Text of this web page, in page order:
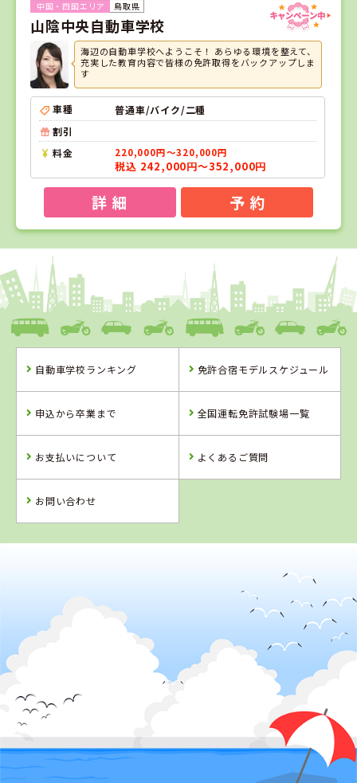
鳥取県
山陰中央自動車学校
海辺の自動車学校へようこそ！ あらゆる環境を整えて、
充実した教育内容で皆様の免許取得をバックアップしま
す
車種
普通車/バイク/二種
割引
料金
220,000円～320,000円
税込 242,000円～352,000円
詳 細 予 約
1
島根県
浜乃木ドライビングスクール
詳 細 予 約
詳 細 予 約
ングスクール
詳 細
詳 細
校
詳 細
4位
岡山県
詳 細
予 約
5
鳥取県
イナバ自動車学
詳 細
徳島県
阿波自動車学校
詳 細
予 約
自動車学校ランキング 免許合宿モデルスケジュール
申込から卒業まで 全国運転免許試験場一覧
お支払いについて よくあるご質問
お問い合わせ